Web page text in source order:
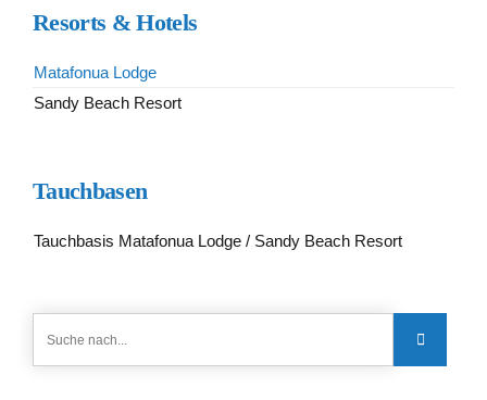
Resorts & Hotels
Matafonua Lodge
Sandy Beach Resort
Tauchbasen
Tauchbasis Matafonua Lodge / Sandy Beach Resort